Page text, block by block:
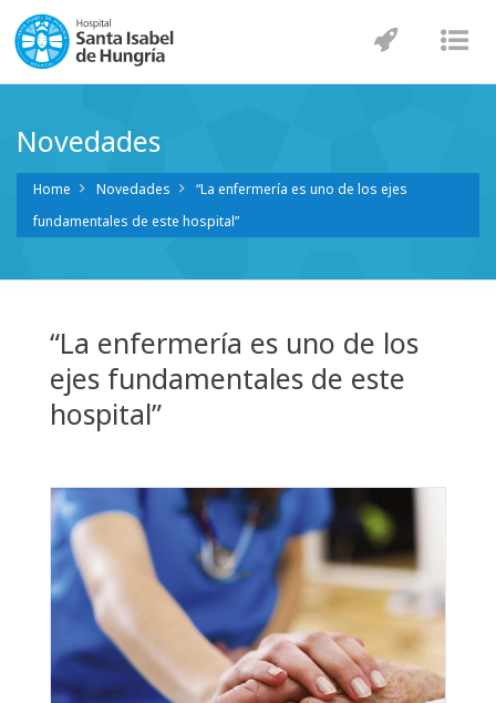
Novedades
Home Novedades
“La enfermería es uno de los ejes
fundamentales de este hospital”
“La enfermería es uno de los
ejes fundamentales de este
hospital”